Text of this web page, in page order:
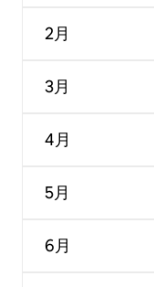
2月
3月
4月
5月
6月